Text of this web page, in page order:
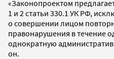
«Законопроектом
1 и 2 статьи 330.1 УК РФ,
о совершении лицом
правонарушения в течение
однократную
он.